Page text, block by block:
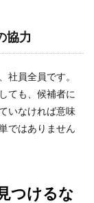
協力
社員全員です。
ても、候補者に
いなければ意味
ではありません
つけるな